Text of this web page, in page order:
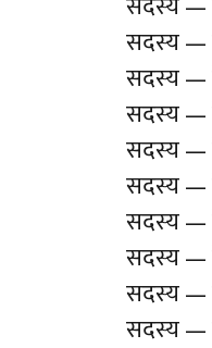
सदस्य —
सदस्य —
सदस्य —
सदस्य —
सदस्य —
सदस्य —
सदस्य —
सदस्य —
सदस्य —